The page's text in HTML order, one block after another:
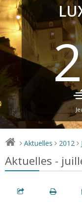
> Aktuelles > 2012 >
Aktuelles -